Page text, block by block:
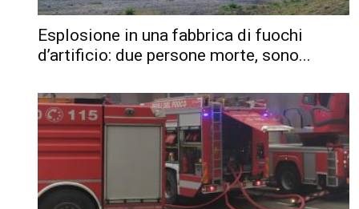
Esplosione in una fabbrica di fuochi
d’artificio: due persone morte, sono...